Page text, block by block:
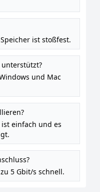
ist stoßfest.
und Mac
einfach und es
5 Gbit/s schnell.